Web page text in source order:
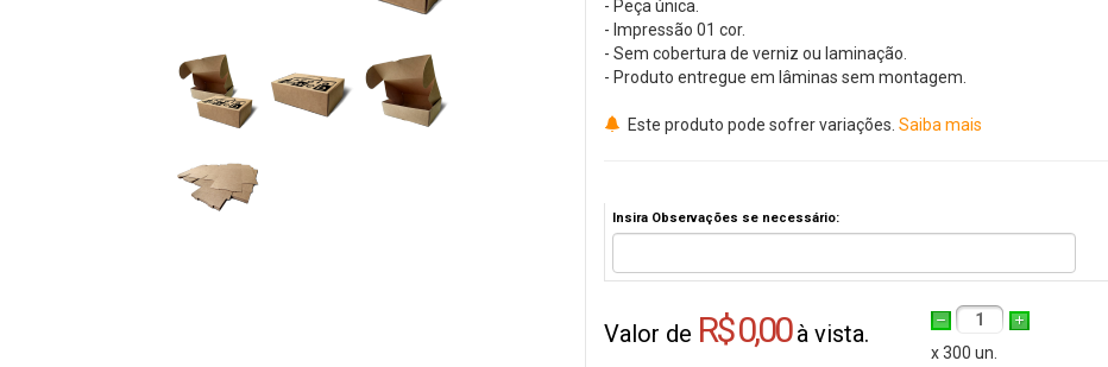
- Peça única.
- Impressão 01 cor.
- Sem cobertura de verniz ou laminação.
- Produto entregue em lâminas sem montagem.
Este produto pode sofrer variações. Saiba mais
Insira Observações se necessário:
Valor de R$ 0,00à vista.
1
x 300 un.